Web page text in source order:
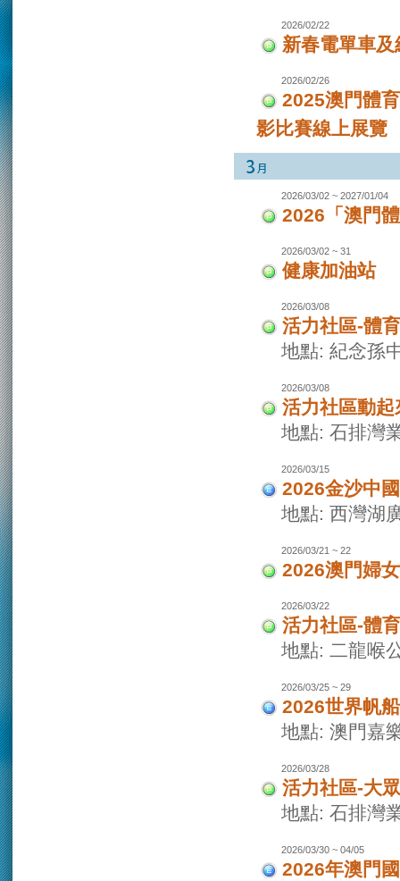
2026/02/22
新春電單車
2026/02/26
2025澳門體
影比賽線上展覽
2026/03/02 ~ 2027/01/04
2026「澳門
2026/03/02 ~ 31
健康加油站
2026/03/08
活力社區-體
地點: 紀念孫
2026/03/08
活力社區動
地點: 石排灣
2026/03/15
2026金沙中
地點: 西灣湖
2026/03/21 ~ 22
2026澳門婦
2026/03/22
活力社區-體
地點: 二龍喉
2026/03/25 ~ 29
2026世界帆
地點: 澳門嘉
2026/03/28
活力社區-大
地點: 石排灣
2026/03/30 ~ 04/05
2026年澳門